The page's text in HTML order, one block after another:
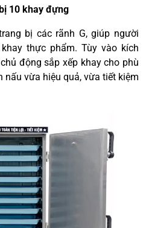
10 khay đựng
bị các rãnh G, giúp người
thực phẩm. Tùy vào kích
động sắp xếp khay cho phù
nấu vừa hiệu quả, vừa tiết kiệm